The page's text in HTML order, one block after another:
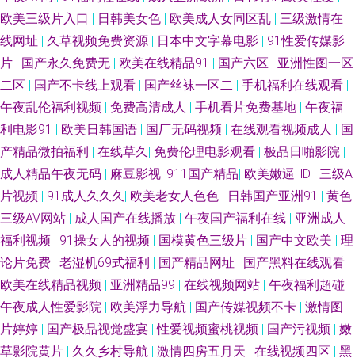
欧美三级片入口 | 日韩美女色 | 欧美成人女同区乱 | 三级激情在
线网址 | 久草视频免费资源 | 日本中文字幕电影 | 91性爱传媒影
片 | 国产永久免费无 | 欧美在线精品91 | 国产六区 | 亚洲性图一区
二区 | 国产不卡线上观看 | 国产丝袜一区二 | 手机福利在线观看 |
午夜乱伦福利视频 | 免费高清成人 | 手机看片免费基地 | 午夜福
利电影91 | 欧美日韩国语 | 国厂无码视频 | 在线观看视频成人 | 国
产精品微拍福利 | 在线草久| 免费伦理电影观看 | 极品日啪影院 |
成人精品午夜无码 | 麻豆影视| 911国产精品| 欧美嫩逼HD | 三级A
片视频 | 91成人久久久| 欧美老女人色色 | 日韩国产亚洲91 | 黄色
三级AV网站 | 成人国产在线播放 | 午夜国产福利在线 | 亚洲成人
福利视频 | 91操女人的视频 | 国模黄色三级片 | 国产中文欧美 | 理
论片免费 | 老湿机69式福利 | 国产精品网址 | 国产黑料在线观看 |
欧美在线精品视频 | 亚洲精品99 | 在线视频网站 | 午夜福利超碰 |
午夜成人性爱影院 | 欧美浮力导航 | 国产传媒视频不卡 | 激情图
片婷婷 | 国产极品视觉盛宴 |性爱视频蜜桃视频 | 国产污视频 | 嫩
草影院黄片 | 久久乡村导航 | 激情四房五月天 | 在线视频四区 | 黑